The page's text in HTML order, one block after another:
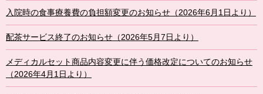
入院時の食事療養費の負担額変更のお知らせ（2026年6月1日より）
配茶サービス終了のお知らせ（2026年5月7日より）
メディカルセット商品内容変更に伴う価格改定についてのお知らせ
（2026年4月1日より）